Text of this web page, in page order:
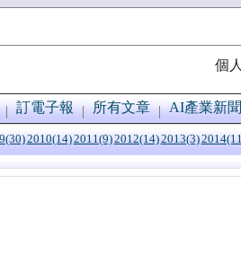
個
訂電子報 所有文章 AI產業新聞
2010(14)2011(9)2012(14)2013(3)